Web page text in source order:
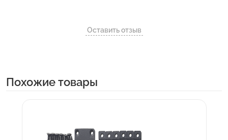
Оставить отзыв
Похожие товары